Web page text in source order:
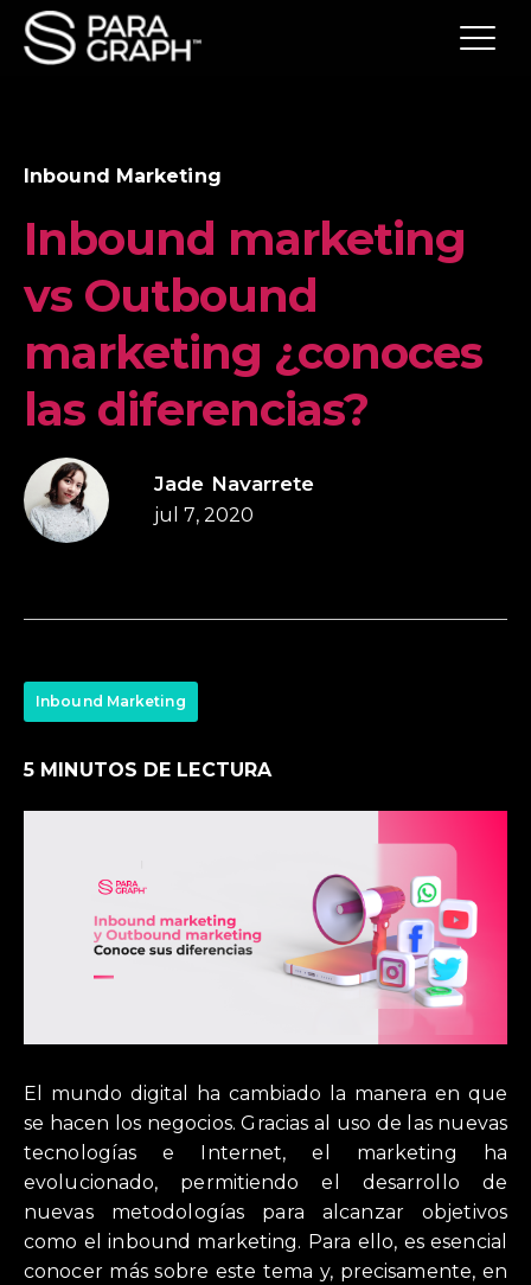
Inbound Marketing
Inbound marketing
vs Outbound
marketing ¿conoces
las diferencias?
Jade Navarrete
jul 7, 2020
Inbound Marketing
5 MINUTOS DE LECTURA
El mundo digital ha cambiado la manera en que
se hacen los negocios. Gracias al uso de las nuevas
tecnologías e Internet, el marketing ha
evolucionado, permitiendo el desarrollo de
nuevas metodologías para alcanzar objetivos
como el inbound marketing. Para ello, es esencial
conocer más sobre este tema y, precisamente, en